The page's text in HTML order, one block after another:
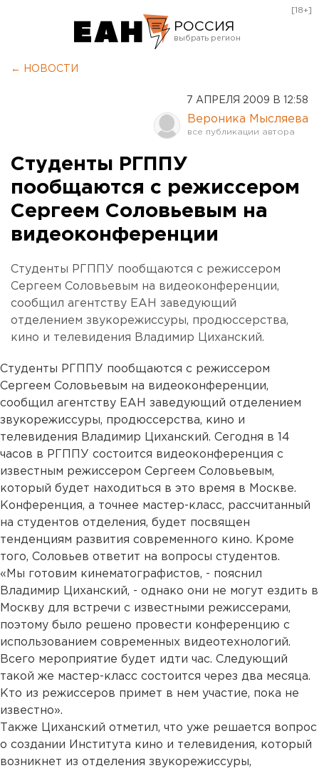
РОССИЯ
Оренбург
[18+]
← НОВОСТИ
7 АПРЕЛЯ 2009 В 12:58
Вероника Мысляева
Студенты РГППУ
пообщаются с режиссером
Сергеем Соловьевым на
видеоконференции
Студенты РГППУ пообщаются с режиссером
Сергеем Соловьевым на видеоконференции,
сообщил агентству ЕАН заведующий
отделением звукорежиссуры, продюссерства,
кино и телевидения Владимир Циханский.
Студенты РГППУ пообщаются с режиссером
Сергеем Соловьевым на видеоконференции,
сообщил агентству ЕАН заведующий отделением
звукорежиссуры, продюссерства, кино и
телевидения Владимир Циханский. Сегодня в 14
часов в РГППУ состоится видеоконференция с
известным режиссером Сергеем Соловьевым,
который будет находиться в это время в Москве.
Конференция, а точнее мастер-класс, рассчитанный
на студентов отделения, будет посвящен
тенденциям развития современного кино. Кроме
того, Соловьев ответит на вопросы студентов.
«Мы готовим кинематографистов, - пояснил
Владимир Циханский, - однако они не могут ездить в
Москву для встречи с известными режиссерами,
поэтому было решено провести конференцию с
использованием современных видеотехнологий.
Всего мероприятие будет идти час. Следующий
такой же мастер-класс состоится через два месяца.
Кто из режиссеров примет в нем участие, пока не
известно».
Также Циханский отметил, что уже решается вопрос
о создании Института кино и телевидения, который
возникнет из отделения звукорежиссуры,